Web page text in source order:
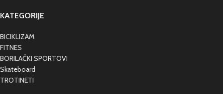
KATEGORIJE
BICIKLIZAM
FITNES
BORILAČKI SPORTOVI
Skateboard
TROTINETI